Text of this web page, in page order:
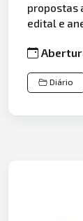
propostas
edital e
Diário